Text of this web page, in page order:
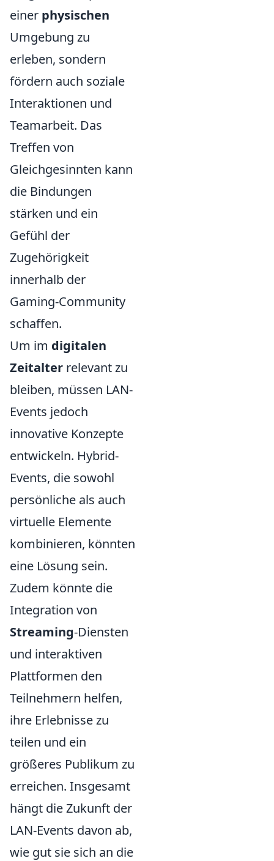
einer physischen
Umgebung zu
erleben, sondern
fördern auch soziale
Interaktionen und
Teamarbeit. Das
Treffen von
Gleichgesinnten kann
die Bindungen
stärken und ein
Gefühl der
Zugehörigkeit
innerhalb der
Gaming-Community
schaffen.
Um im digitalen
Zeitalter relevant zu
bleiben, müssen LAN-
Events jedoch
innovative Konzepte
entwickeln. Hybrid-
Events, die sowohl
persönliche als auch
virtuelle Elemente
kombinieren, könnten
eine Lösung sein.
Zudem könnte die
Integration von
Streaming-Diensten
und interaktiven
Plattformen den
Teilnehmern helfen,
ihre Erlebnisse zu
teilen und ein
größeres Publikum zu
erreichen. Insgesamt
hängt die Zukunft der
LAN-Events davon ab,
wie gut sie sich an die